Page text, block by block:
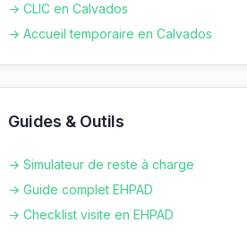
→ CLIC en Calvados
→ Accueil temporaire en Calvados
Guides & Outils
→ Simulateur de reste à charge
→ Guide complet EHPAD
→ Checklist visite en EHPAD